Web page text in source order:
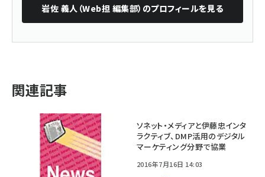
岩佐 義人（Web担 編集部） のプロフィールを見る
関連記事
ソネット・メディアと伊藤忠インタ
ラクティブ、DMP活用のデジタル
マーケティング分野で協業
2016年7月16日 14:03